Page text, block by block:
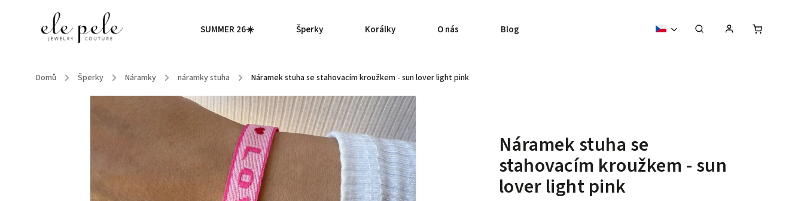
SUMMER 26☀️ Šperky Korálky O nás Blog
Domů / Šperky / Náramky / náramky stuha / Náramek stuha se stahovacím kroužkem - sun lover light pink
Náramek stuha se
stahovacím kroužkem - sun
lover light pink